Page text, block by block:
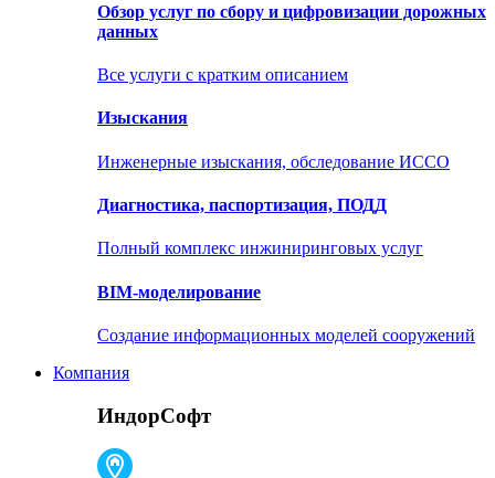
Обзор услуг по сбору и цифровизации дорожных
данных
Все услуги с кратким описанием
Изыскания
Инженерные изыскания, обследование ИССО
Диагностика, паспортизация, ПОДД
Полный комплекс инжиниринговых услуг
BIM-моделирование
Создание информационных моделей сооружений
Компания
ИндорСофт